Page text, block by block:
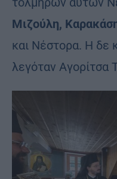
Μιζούλη,
και Νέστορα. Η δε
λεγόταν Αγορίτσα